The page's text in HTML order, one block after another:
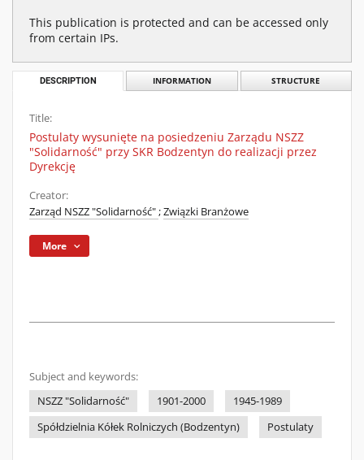
This publication is protected and can be accessed only
from certain IPs.
DESCRIPTION INFORMATION STRUCTURE
Title:
Postulaty wysunięte na posiedzeniu Zarządu NSZZ
"Solidarność" przy SKR Bodzentyn do realizacji przez
Dyrekcję
Creator:
Zarząd NSZZ "Solidarność";Związki Branżowe
More
Subject and keywords:
NSZZ "Solidarność"
1901-2000
1945-1989
Spółdzielnia Kółek Rolniczych (Bodzentyn)
Postulaty